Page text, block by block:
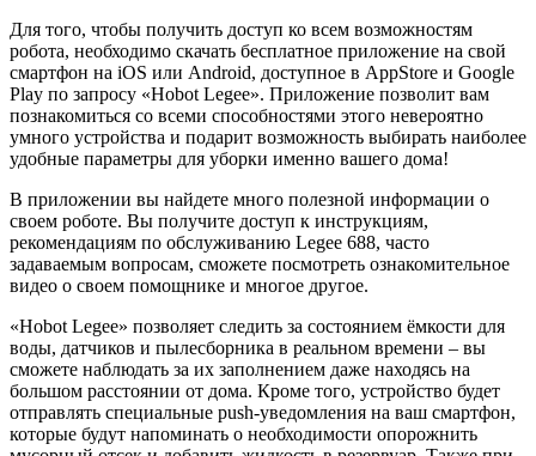
Для того, чтобы получить доступ ко всем возможностям
робота, необходимо скачать бесплатное приложение на свой
смартфон на iOS или Android, доступное в AppStore и Google
Play по запросу «Hobot Legee». Приложение позволит вам
познакомиться со всеми способностями этого невероятно
умного устройства и подарит возможность выбирать наиболее
удобные параметры для уборки именно вашего дома!
В приложении вы найдете много полезной информации о
своем роботе. Вы получите доступ к инструкциям,
рекомендациям по обслуживанию Legee 688, часто
задаваемым вопросам, сможете посмотреть ознакомительное
видео о своем помощнике и многое другое.
«Hobot Legee» позволяет следить за состоянием ёмкости для
воды, датчиков и пылесборника в реальном времени – вы
сможете наблюдать за их заполнением даже находясь на
большом расстоянии от дома. Кроме того, устройство будет
отправлять специальные push-уведомления на ваш смартфон,
которые будут напоминать о необходимости опорожнить